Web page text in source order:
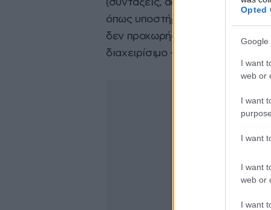
Opted
Google
I want
web or
I want
I want
I want
web or
I want
(συντάξεις, αφορολόγητο,
όπως υποστήριξε, η Ελλάδα δεν
δεν προχωρήσει μία γενναία
διαχειρίσιμο – βιώσιμο